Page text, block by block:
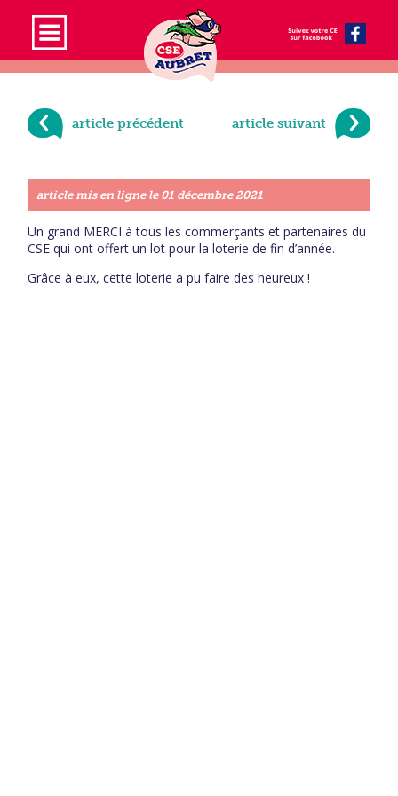
article précédent article suivant
article mis en ligne le 01 décembre 2021
Un grand MERCI à tous les commerçants et partenaires du
CSE qui ont offert un lot pour la loterie de fin d’année.
Grâce à eux, cette loterie a pu faire des heureux !